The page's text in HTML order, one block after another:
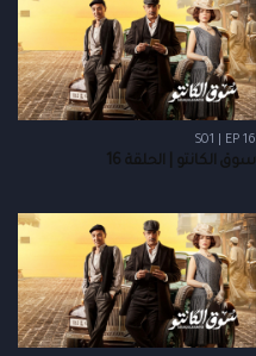
S01 | EP 16
سوق الكانتو | الحلقة 16